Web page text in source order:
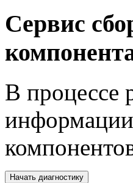
Сервис
В процессе